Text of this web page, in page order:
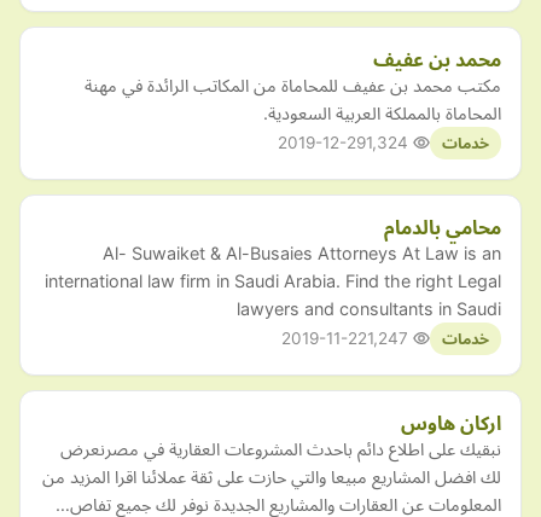
محمد بن عفيف
مكتب محمد بن عفيف للمحاماة من المكاتب الرائدة في مهنة
المحاماة بالمملكة العربية السعودية.
خدمات 2019-12-29
محامي بالدمام
Al- Suwaiket & Al-Busaies Attorneys At Law is an
international law firm in Saudi Arabia. Find the right Legal
lawyers and consultants in Saudi
خدمات 2019-11-22
اركان هاوس
نبقيك على اطلاع دائم باحدث المشروعات العقارية في مصرنعرض
لك افضل المشاريع مبيعا والتي حازت على ثقة عملائنا اقرا المزيد من
المعلومات عن العقارات والمشاريع الجديدة نوفر لك جميع تفاص…